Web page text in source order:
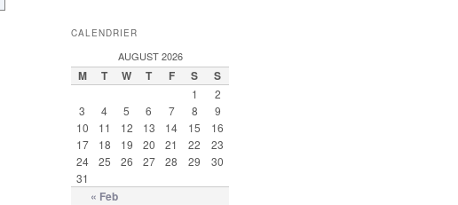
CALENDRIER
AUGUST 2026
M T W T F S S
« Feb
1
2
3
4 5 6 7 8
9
10
11 12 13 14 15
16
17
18 19 20 21 22
23
24
25 26 27 28 29
30
31